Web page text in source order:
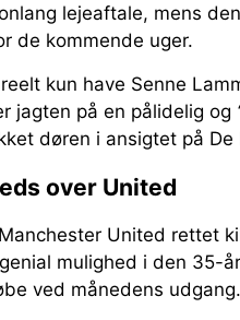
lejeaftale, mens
de kommende uger.
kun have Senne
jagten på en pålidelig og
døren i ansigtet på
over United
United rettet
mulighed i den 35-
ved månedens udgang.